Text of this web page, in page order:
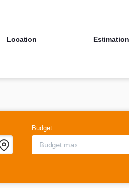
Location Estimation
Budget